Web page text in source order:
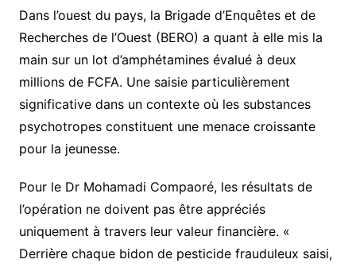
Dans l’ouest du pays, la Brigade d’Enquêtes et de
Recherches de l’Ouest (BERO) a quant à elle mis la
main sur un lot d’amphétamines évalué à deux
millions de FCFA. Une saisie particulièrement
significative dans un contexte où les substances
psychotropes constituent une menace croissante
pour la jeunesse.
Pour le Dr Mohamadi Compaoré, les résultats de
l’opération ne doivent pas être appréciés
uniquement à travers leur valeur financière. «
Derrière chaque bidon de pesticide frauduleux saisi,